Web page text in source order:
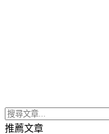
推薦文章